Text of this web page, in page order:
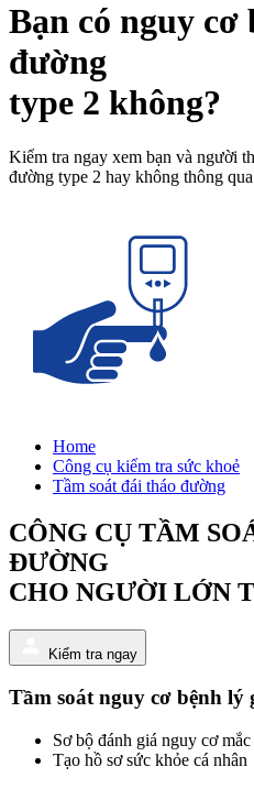
Bạn có nguy
đường
type 2 không?
Kiểm tra ngay xem bạn và người
đường type 2 hay không thông
Home
Công cụ kiểm tra sức khoẻ
Tầm soát đái tháo đường
CÔNG CỤ TẦM
ĐƯỜNG
CHO NGƯỜI LỚN
Kiểm tra ngay
Tầm soát nguy cơ bệnh lý
Sơ bộ đánh giá nguy cơ
Tạo hồ sơ sức khỏe cá nhân